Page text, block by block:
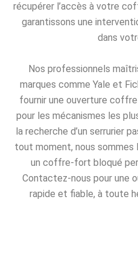
récupérer l’accès à votre
garantissons une
dans
Nos professionnels
marques comme Yale et
fournir une ouverture
pour les mécanismes les
la recherche d’un serrurier
tout moment, nous sommes
un coffre-fort bloqué
Contactez-nous pour une
rapide et fiable, à toute